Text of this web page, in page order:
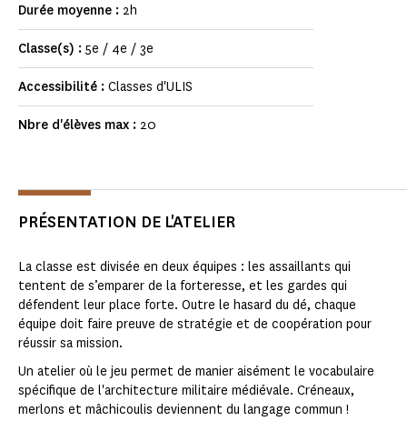
Durée moyenne : 2h
Classe(s) : 5e / 4e / 3e
Accessibilité : Classes d'ULIS
Nbre d'élèves max : 20
PRÉSENTATION DE L'ATELIER
La classe est divisée en deux équipes : les assaillants qui
tentent de s’emparer de la forteresse, et les gardes qui
défendent leur place forte. Outre le hasard du dé, chaque
équipe doit faire preuve de stratégie et de coopération pour
réussir sa mission.
Un atelier où le jeu permet de manier aisément le vocabulaire
spécifique de l'architecture militaire médiévale. Créneaux,
merlons et mâchicoulis deviennent du langage commun !